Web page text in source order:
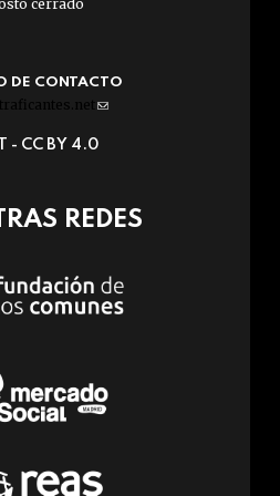
cerrado
DE CONTACTO
(link
e-
- CC BY 4.0
REDES